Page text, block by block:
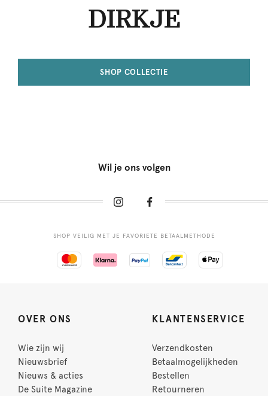
DIRKJE
SHOP COLLECTIE
Wil je ons volgen
SHOP VEILIG MET JE FAVORIETE BETAALMETHODE
OVER ONS
Wie zijn wij
Nieuwsbrief
Nieuws & acties
De Suite Magazine
KLANTENSERVICE
Verzendkosten
Betaalmogelijkheden
Bestellen
Retourneren